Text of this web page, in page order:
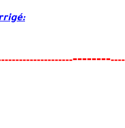
--------